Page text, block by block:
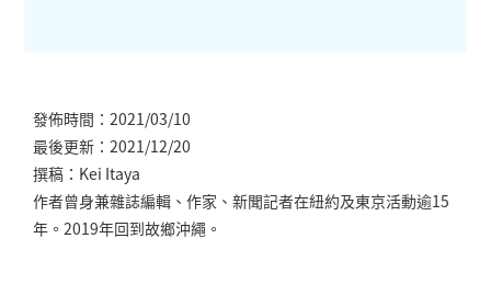
發佈時間：2021/03/10
最後更新：2021/12/20
撰稿：Kei Itaya
作者曾身兼雜誌編輯、作家、新聞記者在紐約及東京活動逾15
年。2019年回到故鄉沖繩。